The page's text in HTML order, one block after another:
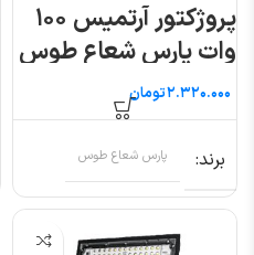
پروژکتور آرتمیس ۱۰۰
وات پارس شعاع طوس
تومان
برند پارس شعاع طوس